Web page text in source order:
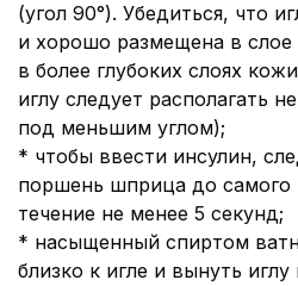
(угол 90°). Убедиться, что
и хорошо размещена в
в более глубоких слоях
иглу следует располагать
под меньшим углом);
* чтобы ввести инсулин,
поршень шприца до самого
течение не менее 5 секунд;
* насыщенный спиртом
близко к игле и вынуть